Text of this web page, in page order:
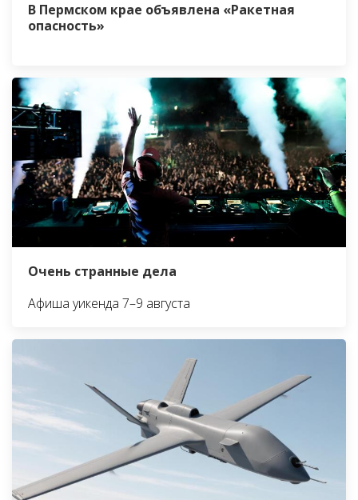
В Пермском крае объявлена «Ракетная
опасность»
Очень странные дела
Афиша уикенда 7–9 августа